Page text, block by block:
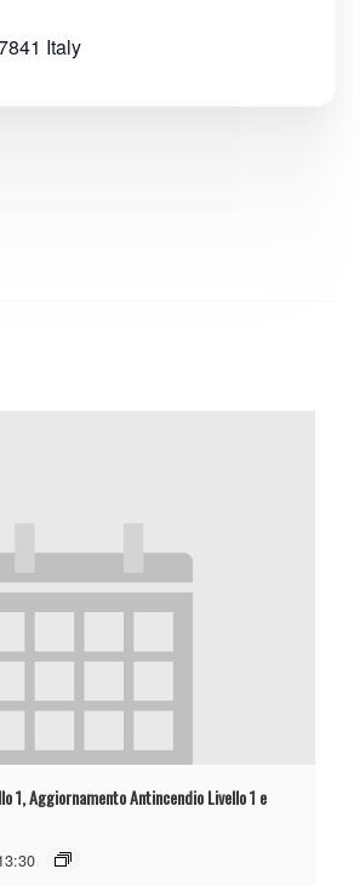
Italy
1, Aggiornamento Antincendio Livello 1 e